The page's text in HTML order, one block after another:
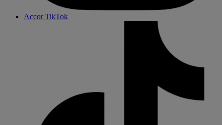
Accor TikTok